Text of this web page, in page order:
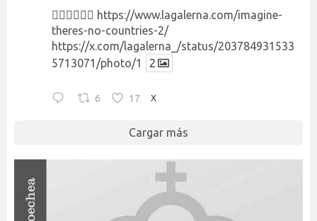
👉🏻👉🏻👉🏻 https://www.lagalerna.com/imagine-
theres-no-countries-2/
https://x.com/lagalerna_/status/203784931533
5713071/photo/1
2
6 17 X
Cargar más